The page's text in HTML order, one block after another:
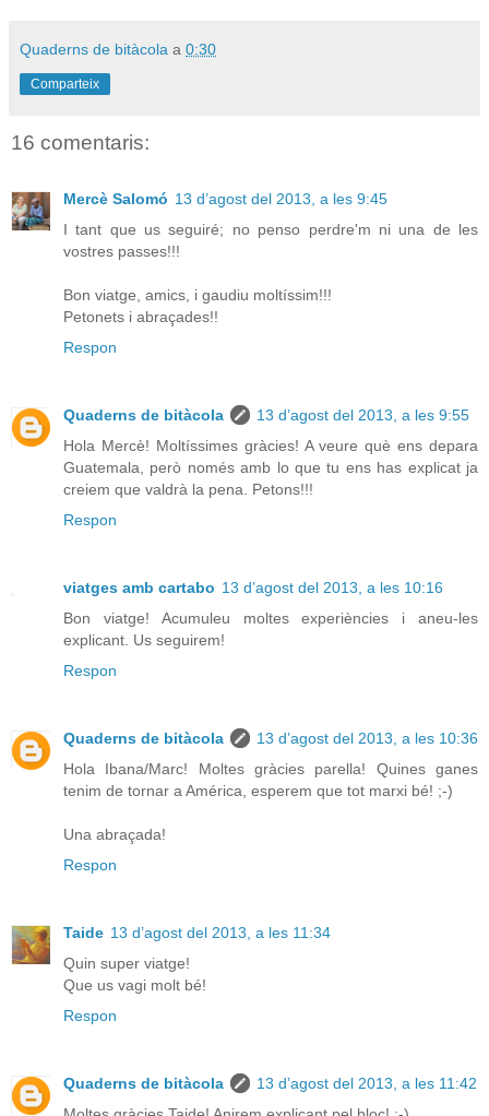
Quaderns de bitàcola a 0:30
Comparteix
16 comentaris:
Mercè Salomó 13 d’agost del 2013, a les 9:45
I tant que us seguiré; no penso perdre'm ni una de les
vostres passes!!!
Bon viatge, amics, i gaudiu moltíssim!!!
Petonets i abraçades!!
Respon
Quaderns de bitàcola
13 d’agost del 2013, a les 9:55
Hola Mercè! Moltíssimes gràcies! A veure què ens depara
Guatemala, però només amb lo que tu ens has explicat ja
creiem que valdrà la pena. Petons!!!
Respon
viatges amb cartabo 13 d’agost del 2013, a les 10:16
Bon viatge! Acumuleu moltes experiències i aneu-les
explicant. Us seguirem!
Respon
Quaderns de bitàcola
13 d’agost del 2013, a les 10:36
Hola Ibana/Marc! Moltes gràcies parella! Quines ganes
tenim de tornar a América, esperem que tot marxi bé! ;-)
Una abraçada!
Respon
Taide 13 d’agost del 2013, a les 11:34
Quin super viatge!
Que us vagi molt bé!
Respon
Quaderns de bitàcola
13 d’agost del 2013, a les 11:42